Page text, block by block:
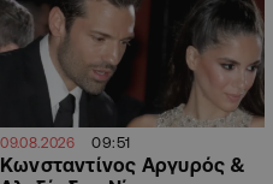
09.08.2026 09:51
Κωνσταντίνος Αργυρός &